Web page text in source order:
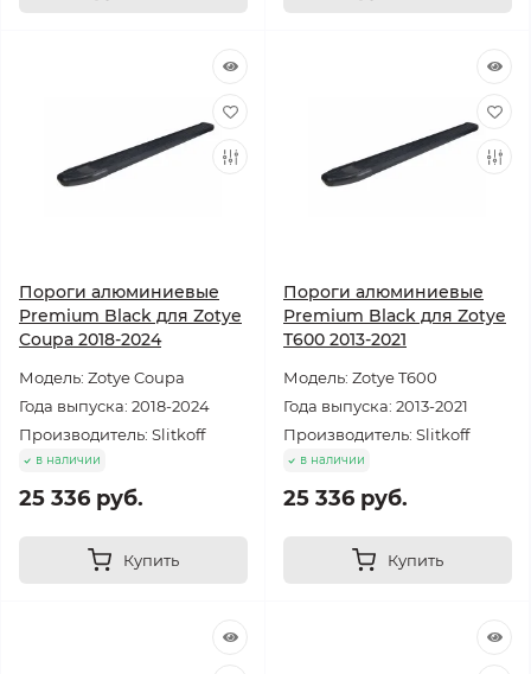
Пороги алюминиевые
Premium Black для Zotye
Coupa 2018-2024
Модель: Zotye Coupa
Года выпуска: 2018-2024
Производитель: Slitkoff
в наличии
25 336 руб.
Купить
Пороги алюминиевые
Premium Black для Zotye
T600 2013-2021
Модель: Zotye T600
Года выпуска: 2013-2021
Производитель: Slitkoff
в наличии
25 336 руб.
Купить